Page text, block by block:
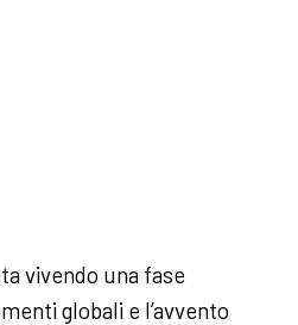
vivendo una fase
globali e l’avvento